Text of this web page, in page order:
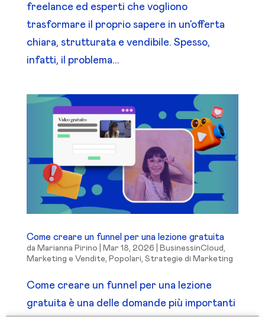
freelance ed esperti che vogliono
trasformare il proprio sapere in un’offerta
chiara, strutturata e vendibile. Spesso,
infatti, il problema...
Come creare un funnel per una lezione gratuita
da Marianna Pirino Mar 18, 2026 BusinessinCloud,
Marketing e Vendite, Popolari, Strategie di Marketing
Come creare un funnel per una lezione
gratuita è una delle domande più importanti